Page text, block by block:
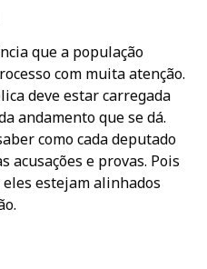
que a população
com muita atenção.
deve estar carregada
andamento que se dá.
como cada deputado
acusações e provas. Pois
estejam alinhados